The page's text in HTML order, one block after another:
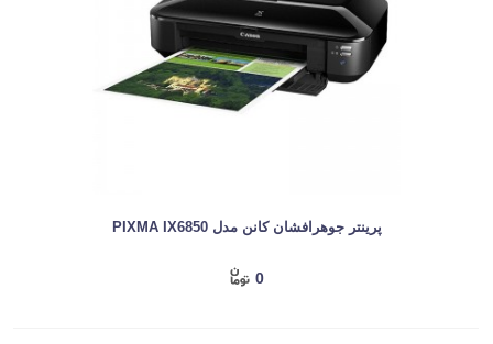
پرینتر جوهرافشان کانن مدل PIXMA IX6850
0